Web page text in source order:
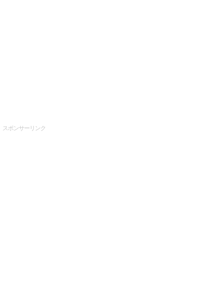
スポンサーリンク